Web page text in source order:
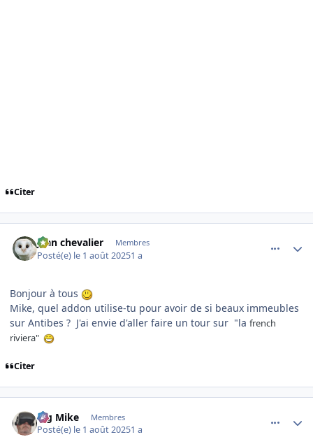
Citer
jean chevalier Membres
Posté(e) le 1 août 20251 a
Bonjour à tous
Mike, quel addon utilise-tu pour avoir de si beaux immeubles
sur Antibes ? J'ai envie d'aller faire un tour sur "la french
riviera"
Citer
Big Mike Membres
Posté(e) le 1 août 20251 a